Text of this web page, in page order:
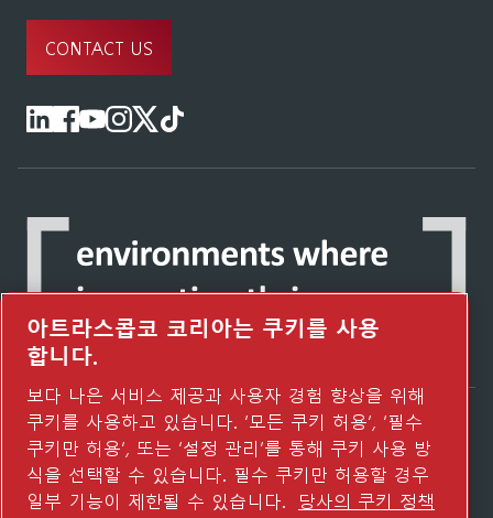
CONTACT US
Atlas Copco Group이 어떻게 기술로 미래를
변화시키는지 확인해 보세요.
Atlas Copco Group 웹사이트 방문하기
아트라스콥코 코리아는 쿠키를 사용
합니다.
보다 나은 서비스 제공과 사용자 경험 향상을 위해
쿠키를 사용하고 있습니다. ‘모든 쿠키 허용’, ‘필수
쿠키만 허용’, 또는 ‘설정 관리’를 통해 쿠키 사용 방
식을 선택할 수 있습니다. 필수 쿠키만 허용할 경우
일부 기능이 제한될 수 있습니다.
당사의 쿠키 정책